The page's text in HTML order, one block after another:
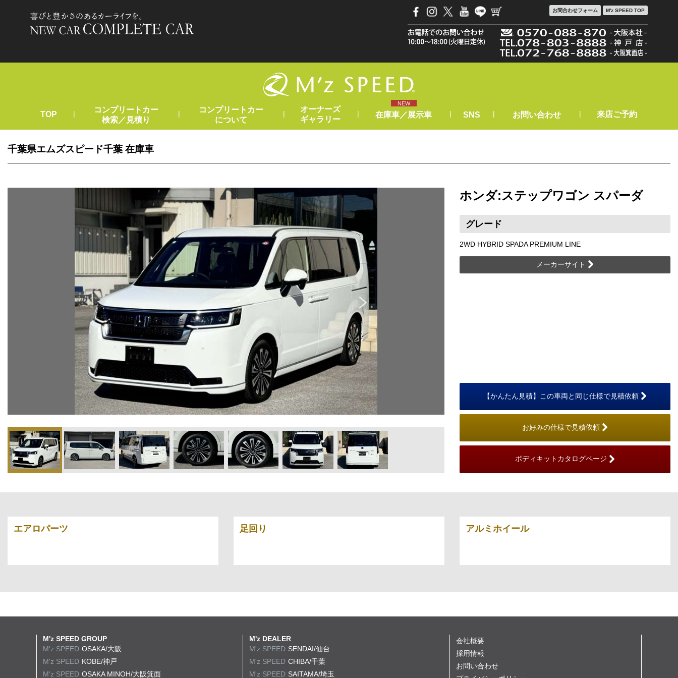
お問合わせフォーム M'z SPEED TOP
TOP |
コンプリートカー
検索／見積り
|
コンプリートカー
について
|
オーナーズ
ギャラリー
|
NEW
在庫車／展示車 | SNS | お問い合わせ | 来店ご予約
千葉県エムズスピード千葉 在庫車
ホンダ:ステップワゴン スパーダ
グレード
2WD HYBRID SPADA PREMIUM LINE
メーカーサイト
【かんたん見積】この車両と同じ仕様で見積依頼
お好みの仕様で見積依頼
ボディキットカタログページ
エアロパーツ 足回り アルミホイール
M'z SPEED GROUP
M'z SPEED OSAKA/大阪
M'z SPEED KOBE/神戸
M'z SPEED OSAKA MINOH/大阪箕面
M'z DEALER
M'z SPEED SENDAI/仙台
M'z SPEED CHIBA/千葉
M'z SPEED SAITAMA/埼玉
会社概要
採用情報
お問い合わせ